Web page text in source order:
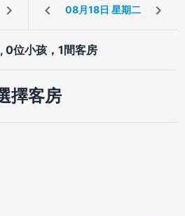
0位小孩，1間客房
擇客房